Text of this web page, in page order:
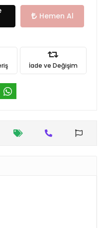
Hemen Al
İade ve Değişim